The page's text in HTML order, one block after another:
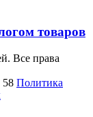
товаров
Все права
58 Политика